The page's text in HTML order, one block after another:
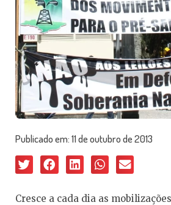
Publicado em:11 de outubro de 2013
Cresce a cada dia as